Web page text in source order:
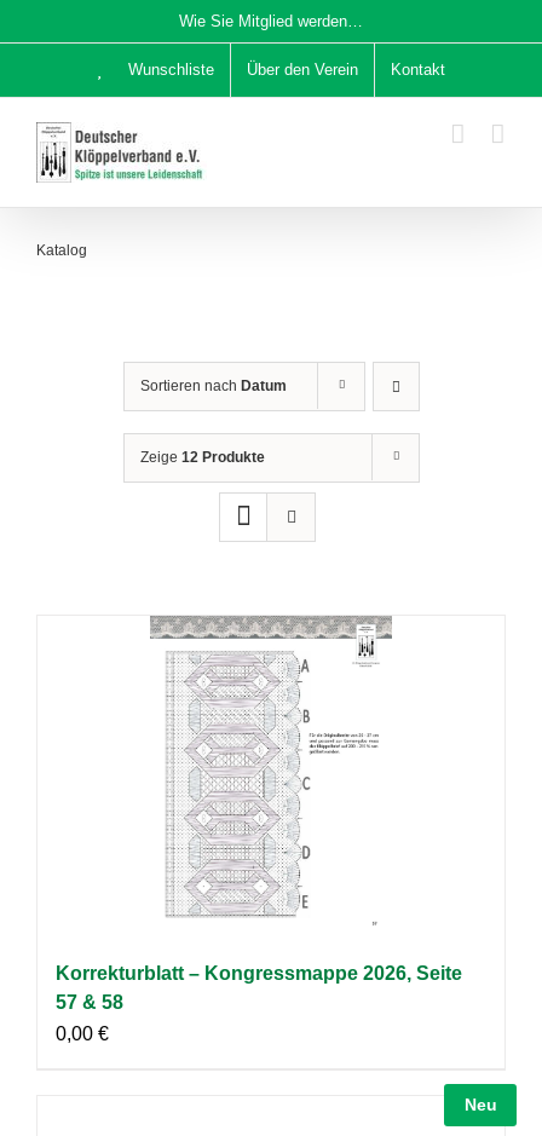
Inhalt
Wie Sie Mitglied werden…
Wunschliste Über den Verein Kontakt
Katalog
Sortieren nach Datum
Zeige 12 Produkte
Korrekturblatt – Kongressmappe 2026, Seite
57 & 58
0,00 €
Neu